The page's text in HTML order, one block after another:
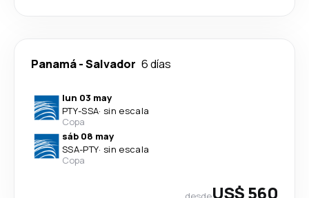
Panamá-Salvador 6 días
lun 03 may
PTY-SSA· sin escala
Copa
sáb 08 may
SSA-PTY· sin escala
Copa
US$ 560